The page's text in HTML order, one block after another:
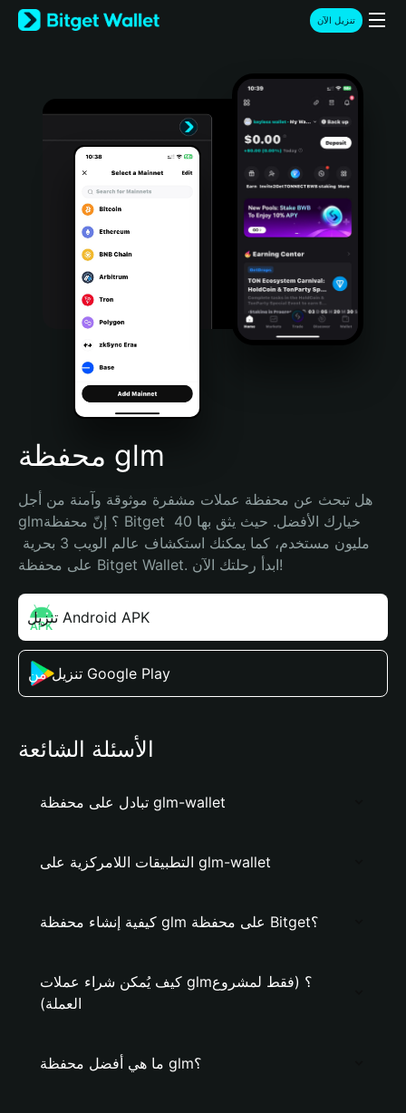
English
日本語
Türkçe
Português (Portugal)
Bahasa Indonesia
Português (Brasil)
Español (Argentina)
تنزيل الآن
محفظة glm
هل تبحث عن محفظة عملات مشفرة موثوقة وآمنة من أجل
glm؟ إنّ محفظة Bitget خيارك الأفضل. حيث يثق بها 40
على محفظة Bitget Wallet. ابدأ رحلتك الآن!
تنزيل Android APK
تنزيل من Google Play
الأسئلة الشائعة
تبادل على محفظة glm-wallet
التطبيقات اللامركزية على glm-wallet
كيفية إنشاء محفظة glm على محفظة Bitget؟
كيف يُمكن شراء عملات glm؟ (فقط لمشروع
العملة)
ما هي أفضل محفظة glm؟